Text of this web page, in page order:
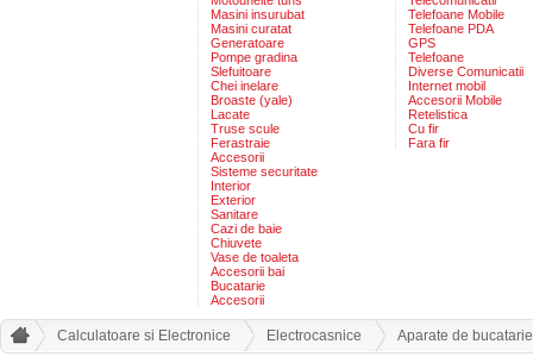
Masini insurubat
Masini curatat
Generatoare
Pompe gradina
Slefuitoare
Chei inelare
Broaste (yale)
Lacate
Truse scule
Ferastraie
Accesorii
Sisteme securitate
Interior
Exterior
Sanitare
Cazi de baie
Chiuvete
Vase de toaleta
Accesorii bai
Bucatarie
Accesorii
Telefoane Mobile
Telefoane PDA
GPS
Telefoane
Diverse Comunicatii
Internet mobil
Accesorii Mobile
Retelistica
Cu fir
Fara fir
Calculatoare si Electronice Electrocasnice Aparate de bucatarie